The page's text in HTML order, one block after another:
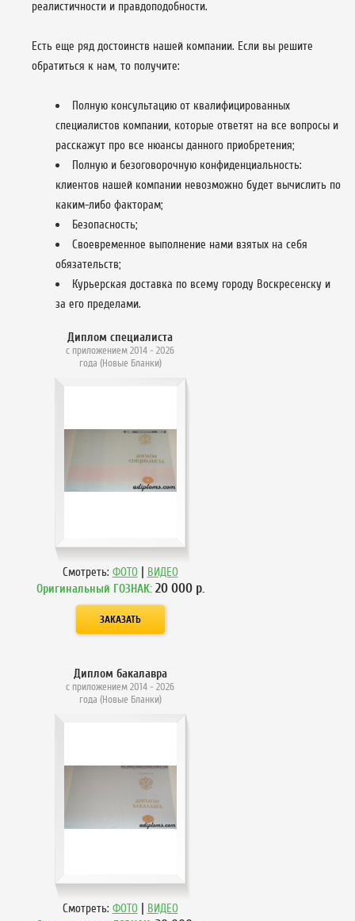
реалистичности и правдоподобности.
Есть еще ряд достоинств нашей компании. Если вы решите
обратиться к нам, то получите:
Полную консультацию от квалифицированных
специалистов компании, которые ответят на все вопросы и
расскажут про все нюансы данного приобретения;
Полную и безоговорочную конфиденциальность:
клиентов нашей компании невозможно будет вычислить по
каким-либо факторам;
Безопасность;
Своевременное выполнение нами взятых на себя
обязательств;
Курьерская доставка по всему городу Воскресенску и
за его пределами.
Диплом специалиста
с приложением 2014 - 2026
года (Новые Бланки)
Смотреть: ФОТО | ВИДЕО
Оригинальный ГОЗНАК: 20 000р.
Диплом бакалавра
с приложением 2014 - 2026
года (Новые Бланки)
Смотреть: ФОТО | ВИДЕО